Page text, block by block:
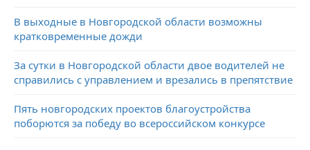
В выходные в Новгородской области возможны
кратковременные дожди
За сутки в Новгородской области двое водителей не
справились с управлением и врезались в препятствие
Пять новгородских проектов благоустройства
поборются за победу во всероссийском конкурсе